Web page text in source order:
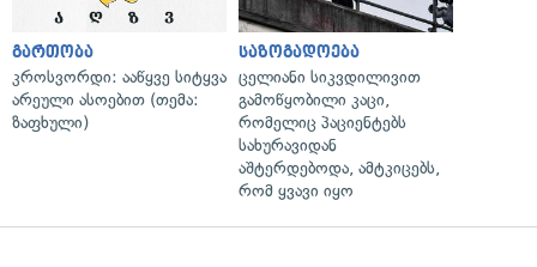
გართობა
კროსვორდი: ააწყვე სიტყვა
არეული ასოებით (თემა:
ზაფხული)
საზოგადოება
ცელიანი სიკვდილივით
გამოწყობილი კაცი,
რომელიც პაციენტებს
სახურავიდან
აშტერდებოდა, ამტკიცებს,
რომ ყვავი იყო